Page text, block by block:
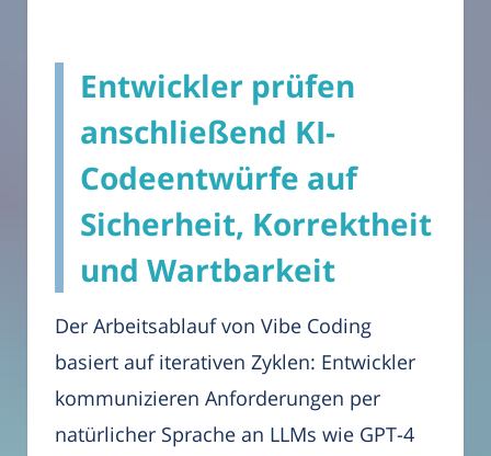
Entwickler prüfen
anschließend KI-
Codeentwürfe auf
Sicherheit, Korrektheit
und Wartbarkeit
Der Arbeitsablauf von Vibe Coding
basiert auf iterativen Zyklen: Entwickler
kommunizieren Anforderungen per
natürlicher Sprache an LLMs wie GPT-4